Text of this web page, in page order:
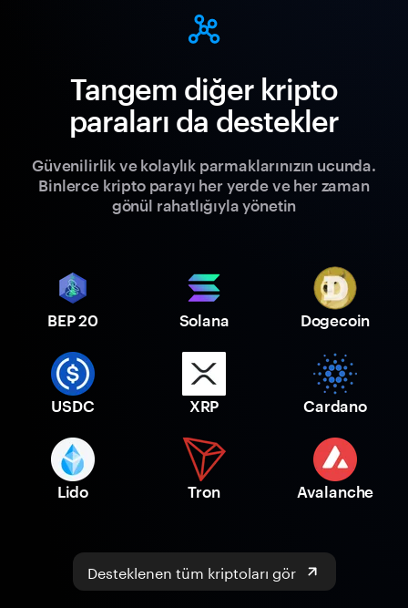
Tangem diğer kripto
paraları da destekler
Güvenilirlik ve kolaylık parmaklarınızın ucunda.
Binlerce kripto parayı her yerde ve her zaman
gönül rahatlığıyla yönetin
BEP 20 Solana Dogecoin
USDC XRP Cardano
Lido Tron Avalanche
Desteklenen tüm kriptoları gör